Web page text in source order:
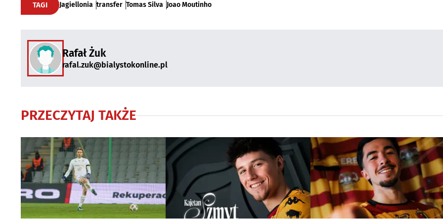
TAGI Jagiellonia transfer Tomas Silva Joao Moutinho
Rafał Żuk
rafal.zuk@bialystokonline.pl
PRZECZYTAJ TAKŻE